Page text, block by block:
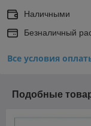
Наличными
Безналичный
Все условия
Подобные